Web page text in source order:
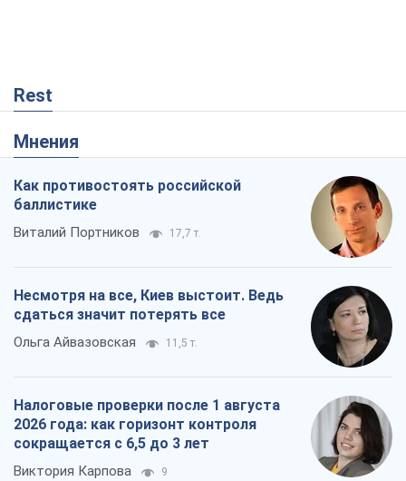
Rest
Мнения
Как противостоять российской
баллистике
Виталий Портников 17,7 т.
Несмотря на все, Киев выстоит. Ведь
сдаться значит потерять все
Ольга Айвазовская 11,5 т.
Налоговые проверки после 1 августа
2026 года: как горизонт контроля
сокращается с 6,5 до 3 лет
Виктория Карпова 9